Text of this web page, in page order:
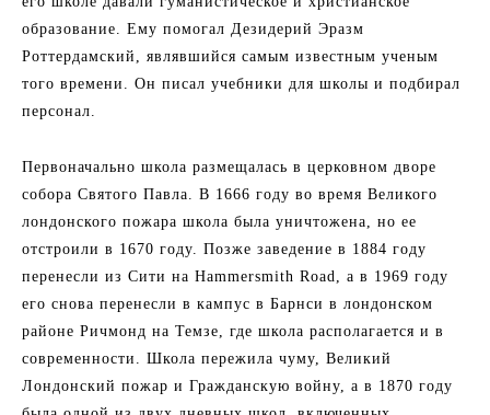
образование. Ему помогал Дезидерий Эразм
Роттердамский, являвшийся самым известным ученым
того времени. Он писал учебники для школы и подбирал
персонал.
Первоначально школа размещалась в церковном дворе
собора Святого Павла. В 1666 году во время Великого
лондонского пожара школа была уничтожена, но ее
отстроили в 1670 году. Позже заведение в 1884 году
перенесли из Сити на Hammersmith Road, а в 1969 году
его снова перенесли в кампус в Барнси в лондонском
районе Ричмонд на Темзе, где школа располагается и в
современности. Школа пережила чуму, Великий
Лондонский пожар и Гражданскую войну, а в 1870 году